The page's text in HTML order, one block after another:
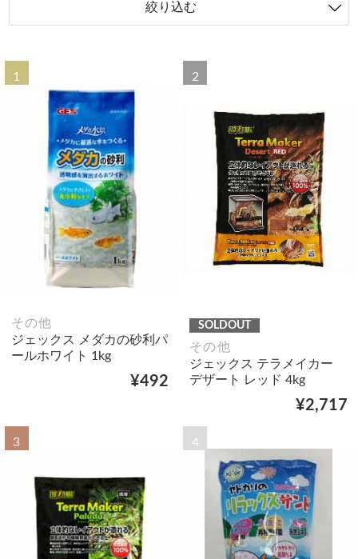
絞り込む
1
その他
ジェックス メダカの砂利パ
ールホワイト 1kg
¥492
2
SOLDOUT
その他
ジェックス テラメイカー
デザート レッド 4kg
¥2,717
3 4